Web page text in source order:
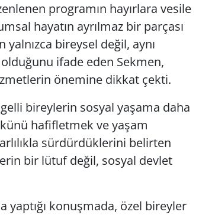
programın hayırlara vesile
hayatın ayrılmaz bir parçası
bireysel değil, aynı
ifade eden Sekmen,
önemine dikkat çekti.
bireylerin sosyal yaşama daha
hafifletmek ve yaşam
sürdürdüklerini belirten
bir lütuf değil, sosyal devlet
yaptığı konuşmada, özel bireyler